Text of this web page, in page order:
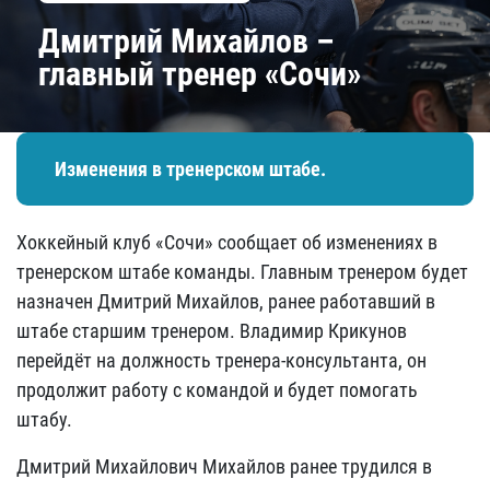
Дмитрий Михайлов –
главный тренер «Сочи»
Изменения в тренерском штабе.
Хоккейный клуб «Сочи» сообщает об изменениях в
тренерском штабе команды. Главным тренером будет
назначен Дмитрий Михайлов, ранее работавший в
штабе старшим тренером. Владимир Крикунов
перейдёт на должность тренера-консультанта, он
продолжит работу с командой и будет помогать
штабу.
Дмитрий Михайлович Михайлов ранее трудился в